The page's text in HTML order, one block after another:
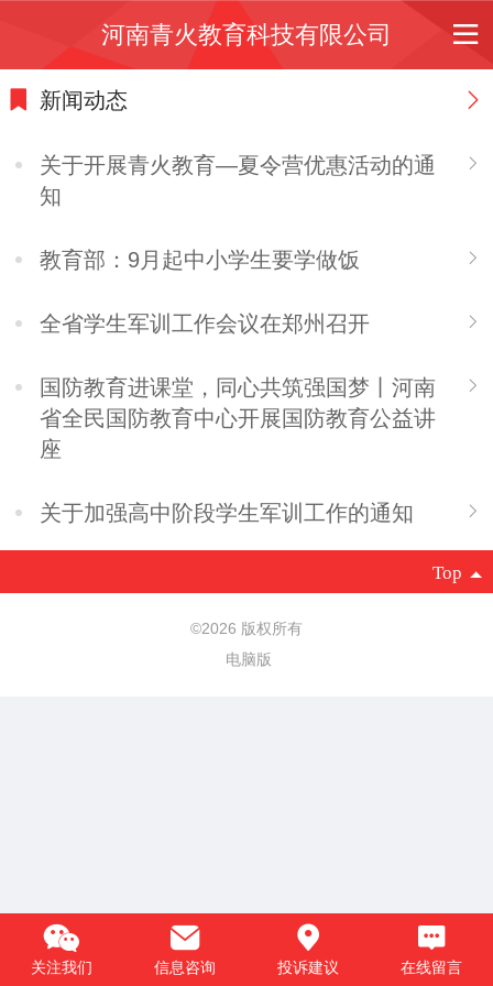
河南青火教育科技有限公司
新闻动态
关于开展青火教育—夏令营优惠活动的通
知
教育部：9月起中小学生要学做饭
全省学生军训工作会议在郑州召开
国防教育进课堂，同心共筑强国梦丨河南
省全民国防教育中心开展国防教育公益讲
座
关于加强高中阶段学生军训工作的通知
Top
©2026 版权所有
电脑版
关注我们 信息咨询 投诉建议 在线留言